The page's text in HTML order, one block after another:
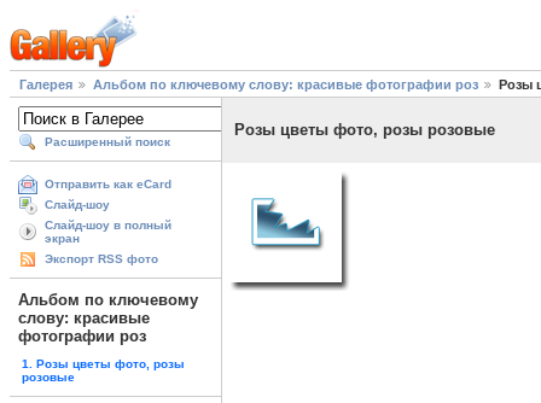
Галерея Альбом по ключевому слову: красивые фотографии роз Розы
Расширенный поиск
Отправить как eCard
Слайд-шоу
Слайд-шоу в полный
экран
Экспорт RSS фото
Альбом по ключевому
слову: красивые
фотографии роз
1. Розы цветы фото, розы
розовые
Розы цветы фото, розы розовые